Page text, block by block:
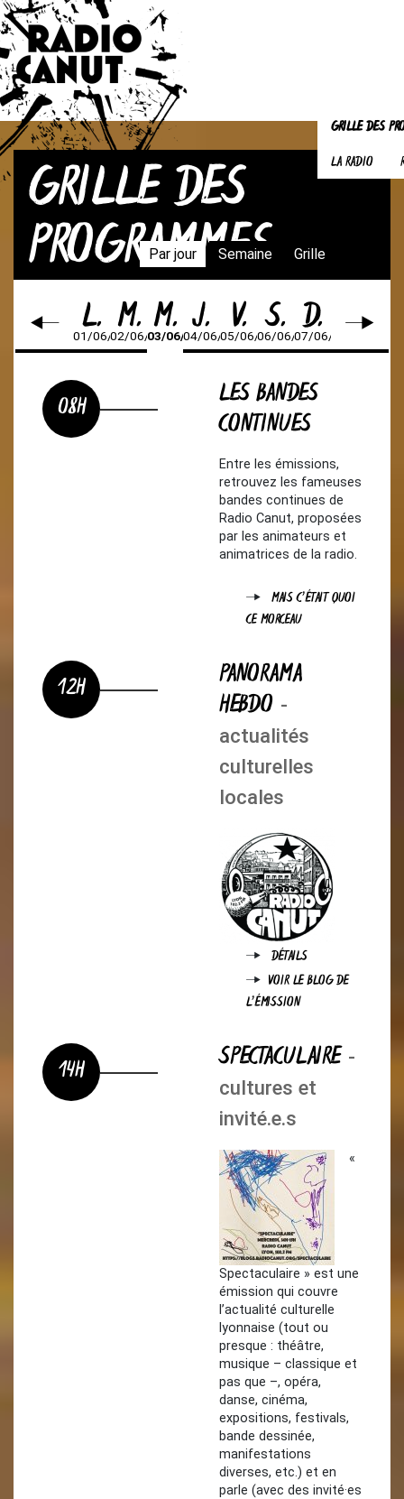
GRILLE DES
LA RADIO
GRILLE DES
PROGRAMMES
Par jour Semaine Grille
L.
01/06/26M.
02/06/26M.
03/06/26J.
04/06/26V.
05/06/26S.
06/06/26D.
07/06/26
08H
LES BANDES
CONTINUES
Entre les émissions,
retrouvez les fameuses
bandes continues de
Radio Canut, proposées
par les animateurs et
animatrices de la radio.
MAIS C'ÉTAIT QUOI
CE MORCEAU
12H
PANORAMA
HEBDO -
actualités
culturelles
locales
DÉTAILS
VOIR LE BLOG DE
L'ÉMISSION
14H SPECTACULAIRE -
cultures et
invité.e.s
«
Spectaculaire » est une
émission qui couvre
l’actualité culturelle
lyonnaise (tout ou
presque : théâtre,
musique – classique et
pas que –, opéra,
danse, cinéma,
expositions, festivals,
bande dessinée,
manifestations
diverses, etc.) et en
parle (avec des invité·es